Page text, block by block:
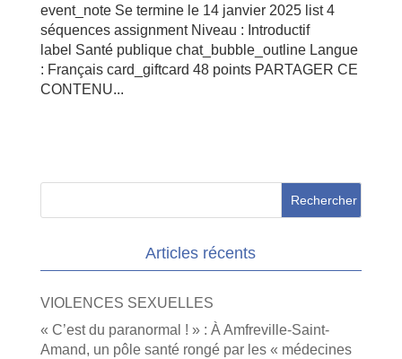
event_note Se termine le 14 janvier 2025 list 4
séquences assignment Niveau : Introductif
label Santé publique chat_bubble_outline Langue
: Français card_giftcard 48 points PARTAGER CE
CONTENU...
Articles récents
VIOLENCES SEXUELLES
« C’est du paranormal ! » : À Amfreville-Saint-
Amand, un pôle santé rongé par les « médecines